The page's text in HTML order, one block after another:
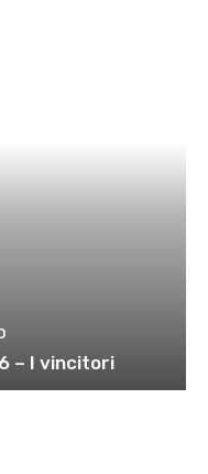
– I vincitori